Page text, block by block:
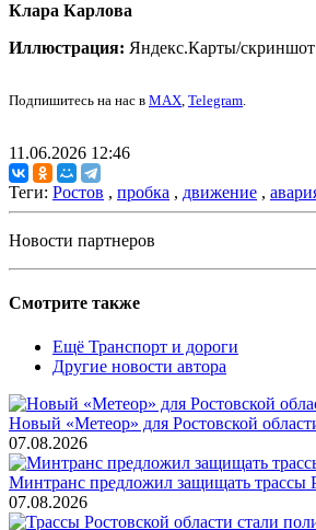
Клара Карлова
Иллюстрация: Яндекс.Карты/скриншот
Подпишитесь на нас в MAX, Telegram.
11.06.2026 12:46
Теги: Ростов , пробка , движение ,
Новости партнеров
Смотрите также
Ещё Транспорт и дороги
Другие новости автора
Новый «Метеор» для Ростовской
07.08.2026
Минтранс предложил защищать трассы
07.08.2026